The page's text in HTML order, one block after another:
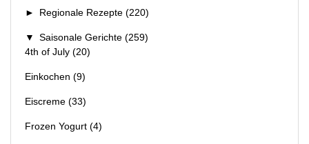
► Regionale Rezepte (220)
▼ Saisonale Gerichte (259)
4th of July (20)
Einkochen (9)
Eiscreme (33)
Frozen Yogurt (4)